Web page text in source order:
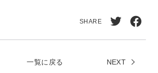
SHARE
シェ
でシ
一覧に戻る NEXT